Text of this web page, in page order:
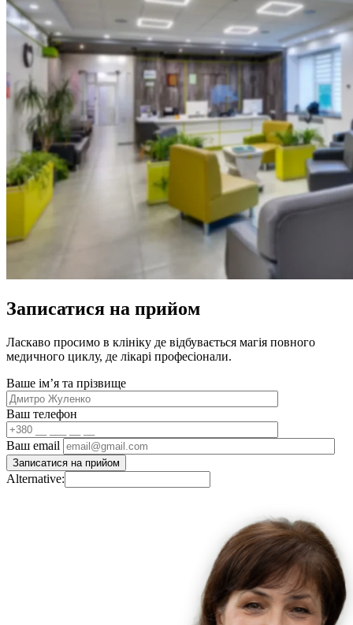
Записатися на прийом
Ласкаво просимо в клініку де відбувається магія повного
медичного циклу, де лікарі професіонали.
Ваше імʼя та прізвище
Ваш телефон
Ваш email
Alternative: